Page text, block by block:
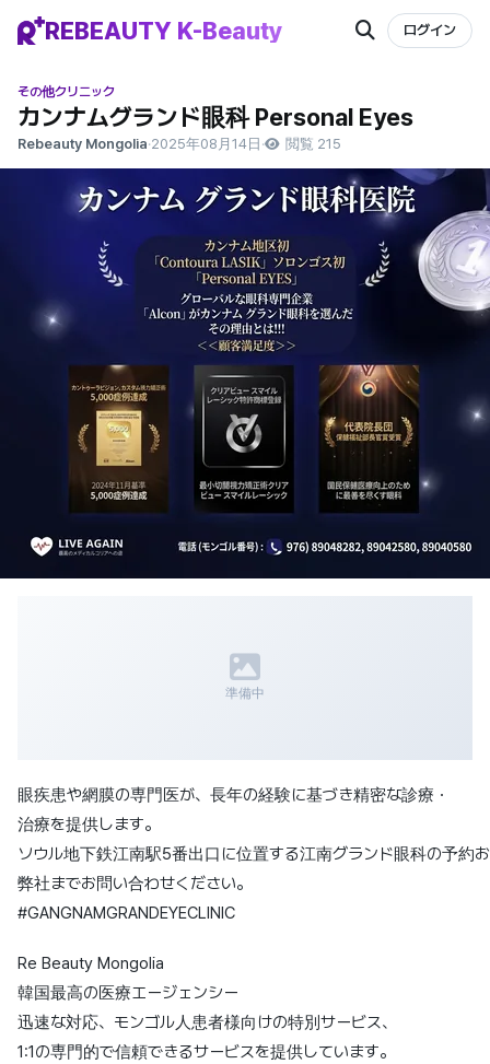
REBEAUTY K-Beauty ログイン
その他クリニック
カンナムグランド眼科 Personal Eyes
Rebeauty Mongolia·2025年08月14日 · 閲覧 215
準備中
眼疾患や網膜の専門医が、長年の経験に基づき精密な診療・
治療を提供します。
ソウル地下鉄江南駅5番出口に位置する江南グランド眼科の予約
弊社までお問い合わせください。
#GANGNAMGRANDEYECLINIC
Re Beauty Mongolia
韓国最高の医療エージェンシー
迅速な対応、モンゴル人患者様向けの特別サービス、
1:1の専門的で信頼できるサービスを提供しています。